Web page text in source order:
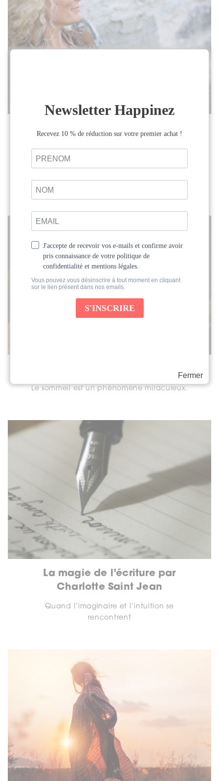
Au programme de cette retraite : yoga,
Le sommeil est un phénomène miraculeux.
La magie de l’écriture par
Charlotte Saint Jean
Quand l’imaginaire et l’intuition se
rencontrent
Fermer